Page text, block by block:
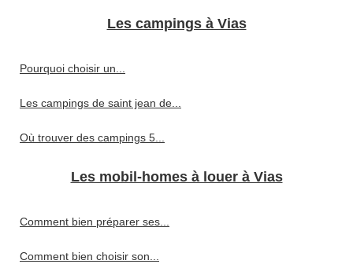
Les campings à Vias
Pourquoi choisir un...
Les campings de saint jean de...
Où trouver des campings 5...
Les mobil-homes à louer à Vias
Comment bien préparer ses...
Comment bien choisir son...